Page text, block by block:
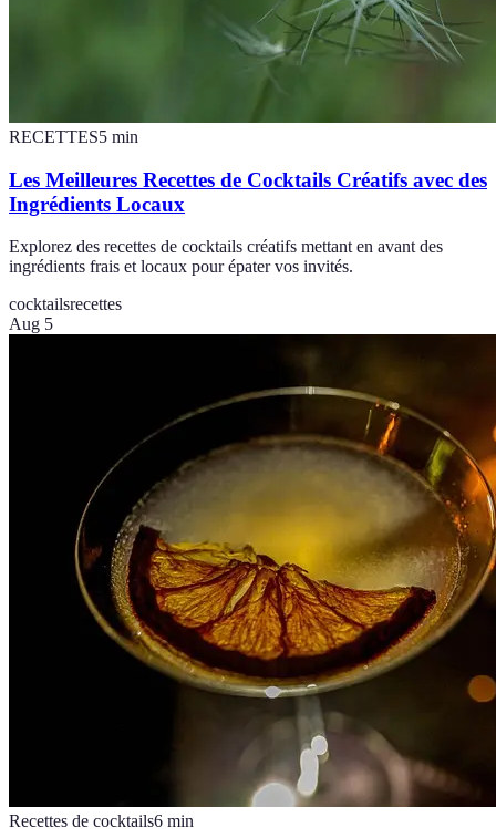
RECETTES5 min
Les Meilleures Recettes de Cocktails Créatifs avec des
Ingrédients Locaux
Explorez des recettes de cocktails créatifs mettant en avant des
ingrédients frais et locaux pour épater vos invités.
cocktailsrecettes
Aug 5
Recettes de cocktails6 min